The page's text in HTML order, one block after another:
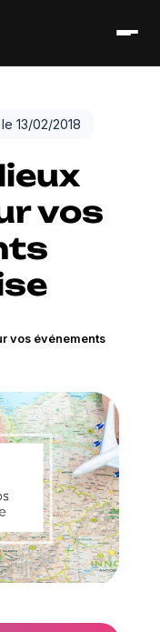
13/02/2018
vos
vos événements